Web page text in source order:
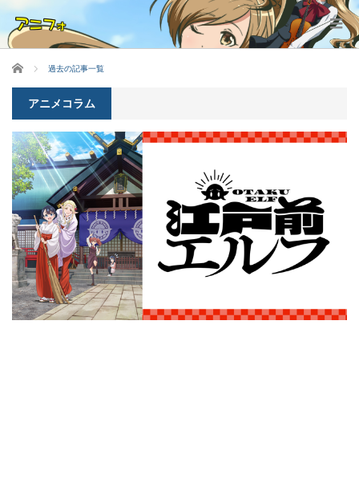
ホーム 過去の記事一覧
アニメコラム